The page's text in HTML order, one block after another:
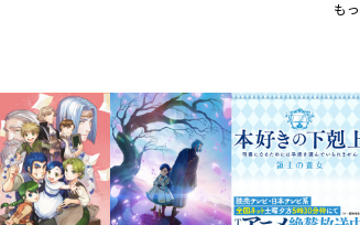
シリーズ累計８００万部突破
3巻にも描きおろし特別漫画
さらに、原作・香月先生の書
幼い頃から本が大好きな、ある女子
界で生まれ変わった。 貧しい兵士
も